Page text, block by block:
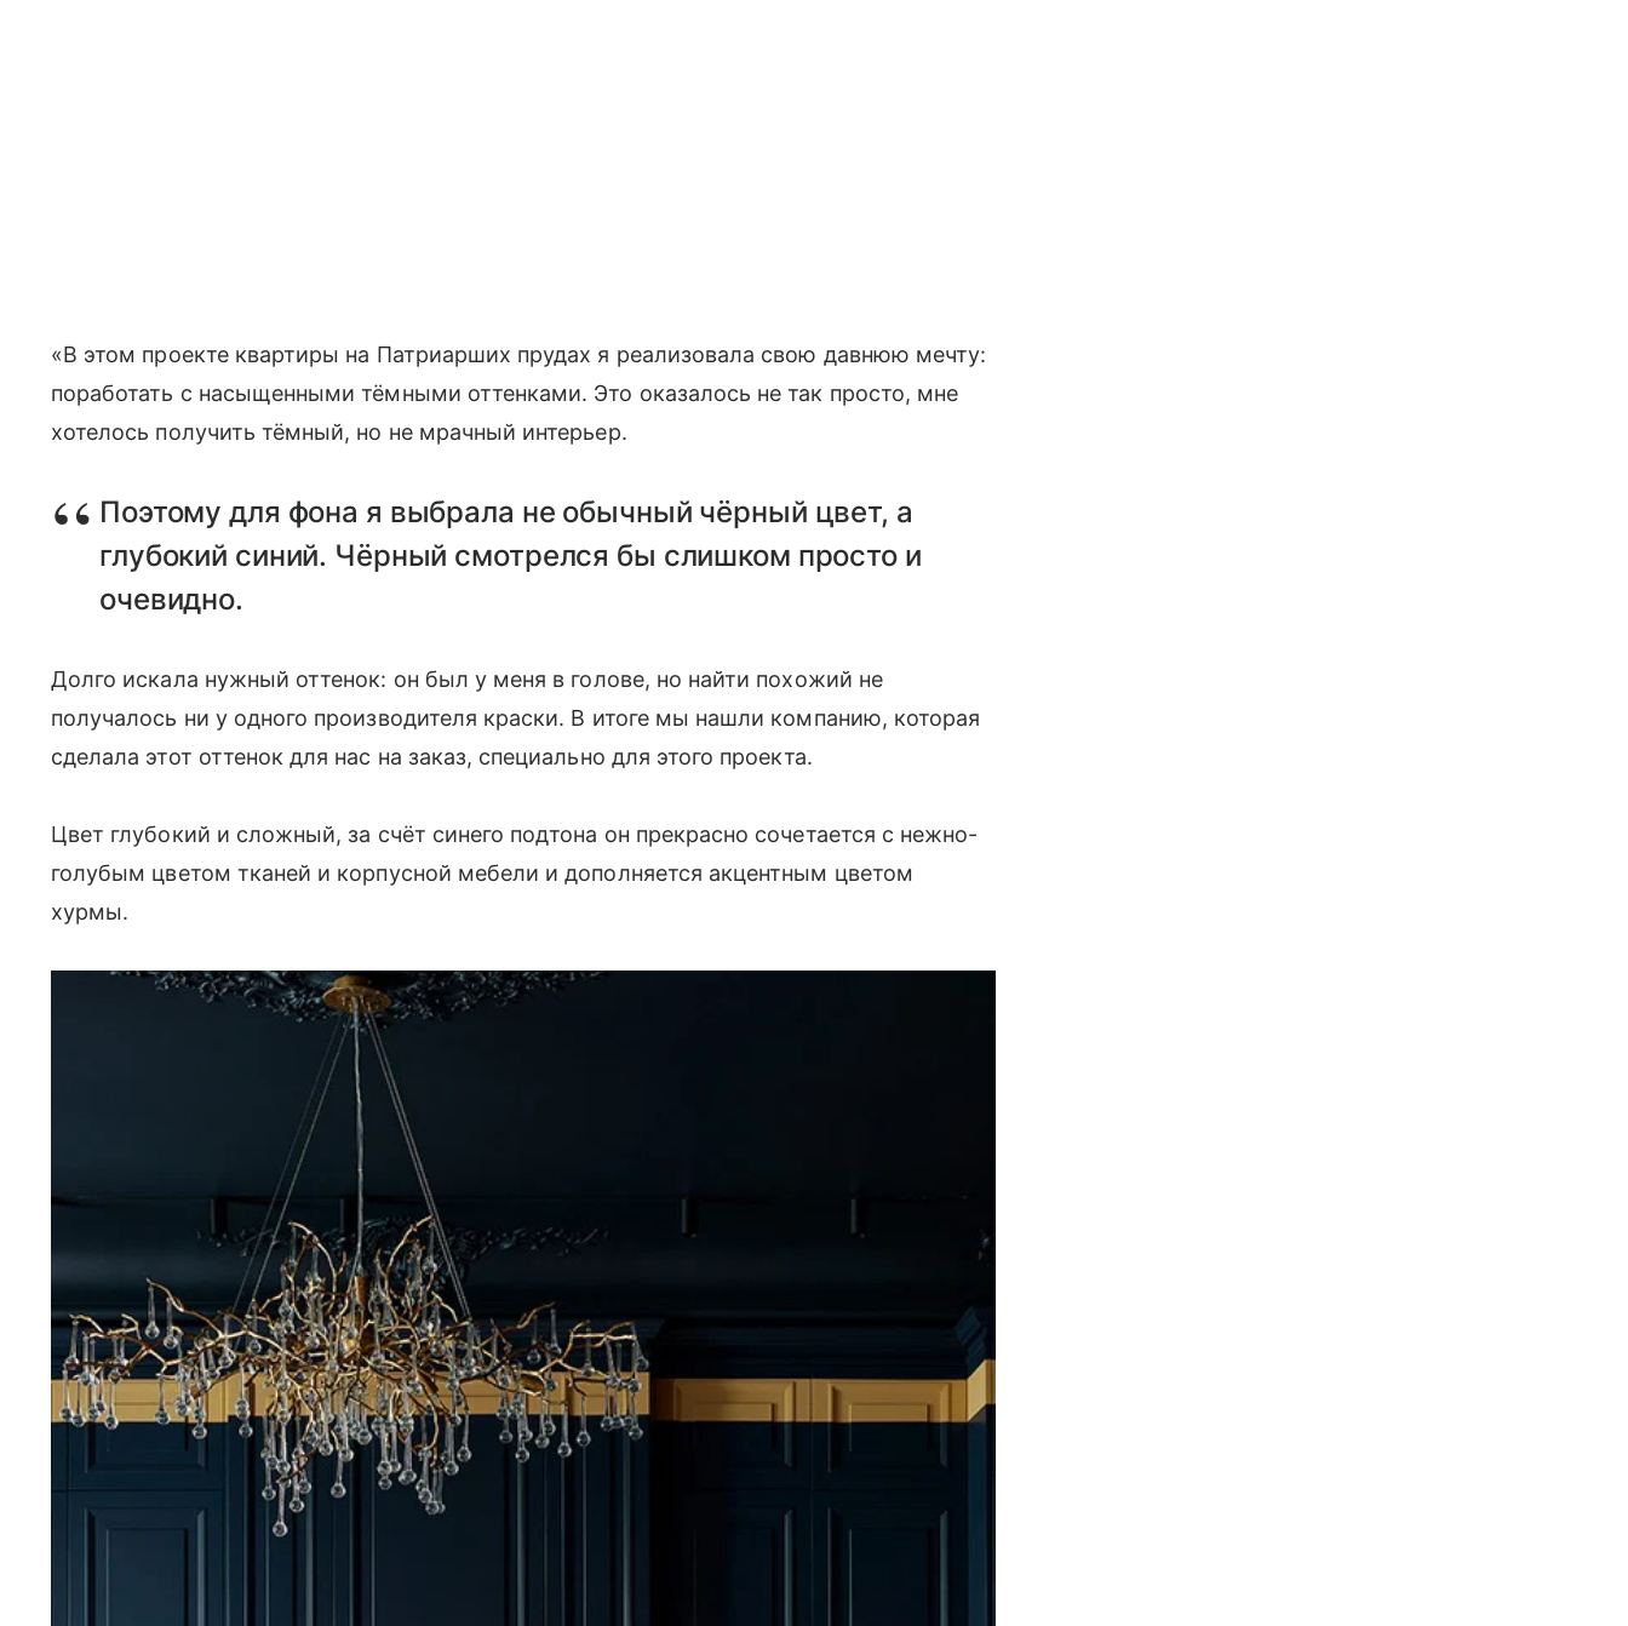
«В этом проекте квартиры на Патриарших прудах я реализовала свою давнюю мечту:
поработать с насыщенными тёмными оттенками. Это оказалось не так просто, мне
хотелось получить тёмный, но не мрачный интерьер.
Поэтому для фона я выбрала не обычный чёрный цвет, а
глубокий синий. Чёрный смотрелся бы слишком просто и
очевидно.
Долго искала нужный оттенок: он был у меня в голове, но найти похожий не
получалось ни у одного производителя краски. В итоге мы нашли компанию, которая
сделала этот оттенок для нас на заказ, специально для этого проекта.
Цвет глубокий и сложный, за счёт синего подтона он прекрасно сочетается с нежно-
голубым цветом тканей и корпусной мебели и дополняется акцентным цветом
хурмы.